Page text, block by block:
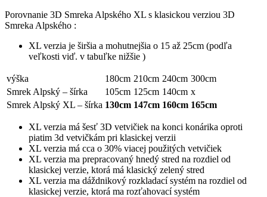
Porovnanie 3D Smreka Alpského XL s klasickou verziou 3D
Smreka Alpského :
XL verzia je širšia a mohutnejšia o 15 až 25cm (podľa
veľkosti viď. v tabuľke nižšie )
výška 180cm 210cm 240cm 300cm
Smrek Alpský – šírka
105cm 125cm 140cm x
Smrek Alpský XL – šírka 130cm 147cm 160cm 165cm
XL verzia má šesť 3D vetvičiek na konci konárika oproti
piatim 3d vetvičkám pri klasickej verzii
XL verzia má cca o 30% viacej použitých vetvičiek
XL verzia ma prepracovaný hnedý stred na rozdiel od
klasickej verzie, ktorá má klasický zelený stred
XL verzia ma dáždnikový rozkladací systém na rozdiel od
klasickej verzie, ktorá ma rozťahovací systém